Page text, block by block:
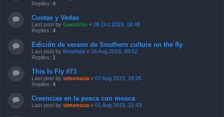
Replies: 4
Cuotas y Vedas
Last post by Gaushito « 08 Oct 2019, 18:48
Replies: 4
Edición de verano de Southern culture on the fly
Last post by ftrewhela « 16 Aug 2019, 08:52
Replies: 1
This Is Fly #73
Last post by simonuca « 07 Aug 2019, 18:26
Replies: 4
Creencias en la pesca con mosca
Last post by simonuca « 01 Aug 2019, 21:43